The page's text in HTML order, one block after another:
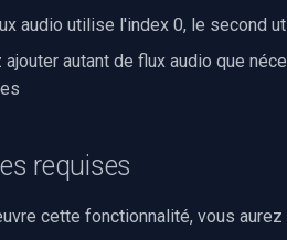
audio utilise l'index 0, le second
ajouter autant de flux audio que
requises
cette fonctionnalité, vous aurez